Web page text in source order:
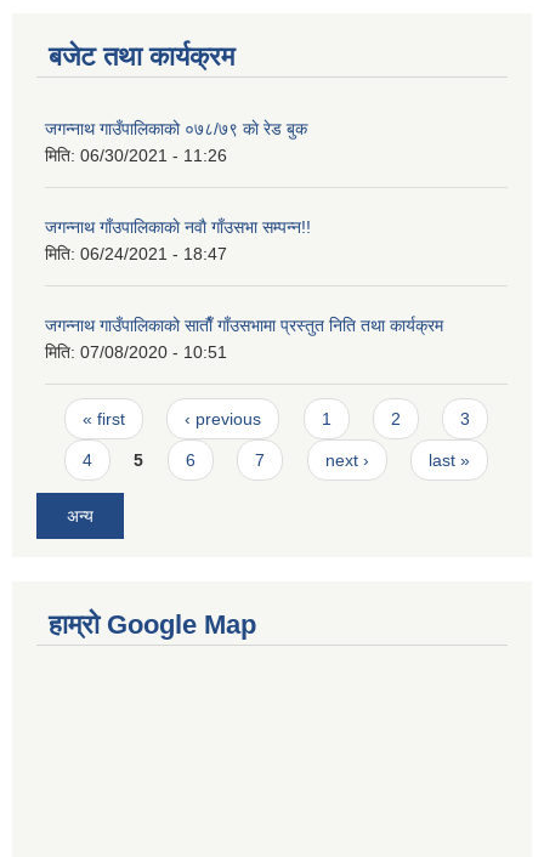
बजेट तथा कार्यक्रम
जगन्नाथ गाउँपालिकाको ०७८/७९ काे रेड बुक
मिति: 06/30/2021 - 11:26
जगन्नाथ गाँउपालिकाकाे नवाै गाँउसभा सम्पन्न!!
मिति: 06/24/2021 - 18:47
जगन्नाथ गाउँपालिकाको साताैँ गाँउसभामा प्रस्तुत निति तथा कार्यक्रम
मिति: 07/08/2020 - 10:51
Pages
« first ‹ previous 1 2 3
4 5 6 7 next › last »
अन्य
हाम्रो Google Map